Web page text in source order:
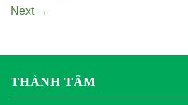
Next →
THÀNH TÂM